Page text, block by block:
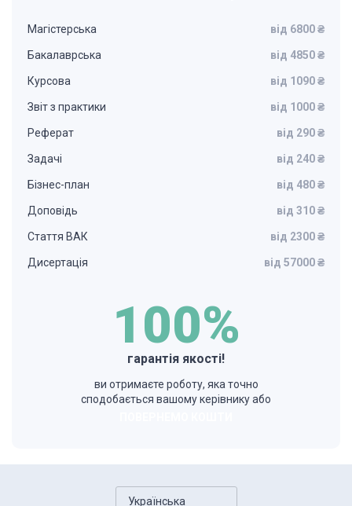
Магістерська від 6800 ₴
Бакалаврська від 4850 ₴
Курсова від 1090 ₴
Звіт з практики від 1000 ₴
Реферат від 290 ₴
Задачі від 240 ₴
Бізнес-план від 480 ₴
Доповідь від 310 ₴
Стаття ВАК від 2300 ₴
Дисертація від 57000 ₴
100%
гарантія якості!
ви отримаєте роботу, яка точно
сподобається вашому керівнику або
Українська